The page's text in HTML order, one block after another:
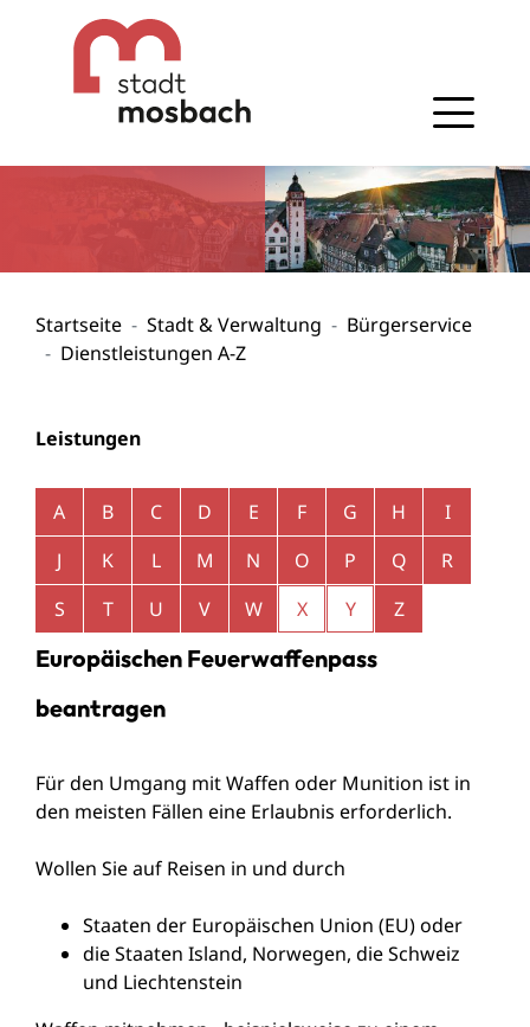
Gehe zum Navigationsbereich
Gehe zum Inhalt
Startseite Stadt & Verwaltung
Bürgerservice
Dienstleistungen A-Z
Leistungen
Alphabetisches Register überspringen
A B C D E F G H
I
J
K L M N O P Q
R
S
T U V W X Y Z
Europäischen Feuerwaffenpass
beantragen
Für den Umgang mit Waffen oder Munition ist in
den meisten Fällen eine Erlaubnis erforderlich.
Wollen Sie auf Reisen in und durch
Staaten der Europäischen Union (EU) oder
die Staaten Island, Norwegen, die Schweiz
und Liechtenstein